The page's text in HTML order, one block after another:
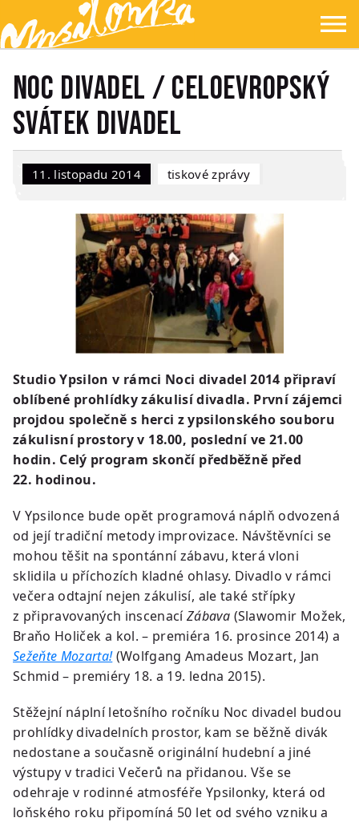
Přejít na hlavní obsah
Přejít na navigaci
Přejít na hledání
Ypsilonka ☰
Noc divadel / celoevropský
svátek divadel
11. listopadu 2014 Tiskové zprávy
Studio Ypsilon v rámci Noci divadel 2014 připraví
oblíbené prohlídky zákulisí divadla. První zájemci
projdou společně s herci z ypsilonského souboru
zákulisní prostory v 18.00, poslední ve 21.00
hodin. Celý program skončí předběžně před
22. hodinou.
V Ypsilonce bude opět programová náplň odvozená
od její tradiční metody improvizace. Návštěvníci se
mohou těšit na spontánní zábavu, která vloni
sklidila u příchozích kladné ohlasy. Divadlo v rámci
večera odtajní nejen zákulisí, ale také střípky
z připravovaných inscenacíZábava (Slawomir Možek,
Braňo Holiček a kol. – premiéra 16. prosince 2014) a
Sežeňte Mozarta!(Wolfgang Amadeus Mozart, Jan
Schmid – premiéry 18. a 19. ledna 2015).
Stěžejní náplní letošního ročníku Noc divadel budou
prohlídky divadelních prostor, kam se běžně divák
nedostane a současně originální hudební a jiné
výstupy v tradici Večerů na přidanou. Vše se
odehraje v rodinné atmosféře Ypsilonky, která od
loňského roku připomíná 50 let od svého vzniku a